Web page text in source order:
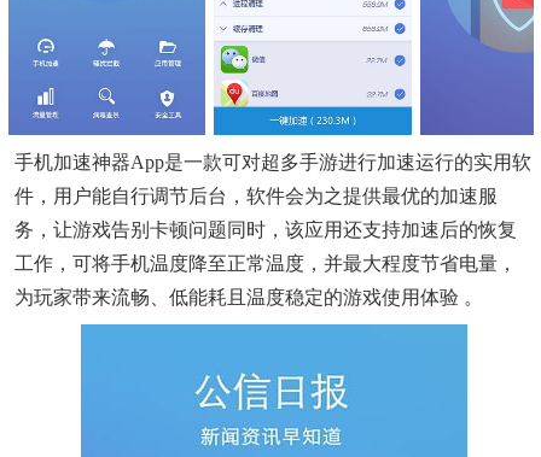
手机加速神器app是一款可对超多手游进行加速运行的实用软
件，用户能自行调节后台，软件会为之提供最优的加速服
务，让游戏告别卡顿问题同时，该应用还支持加速后的恢复
工作，可将手机温度降至正常温度，并最大程度节省电量，
为玩家带来流畅、低能耗且温度稳定的游戏使用体验 。